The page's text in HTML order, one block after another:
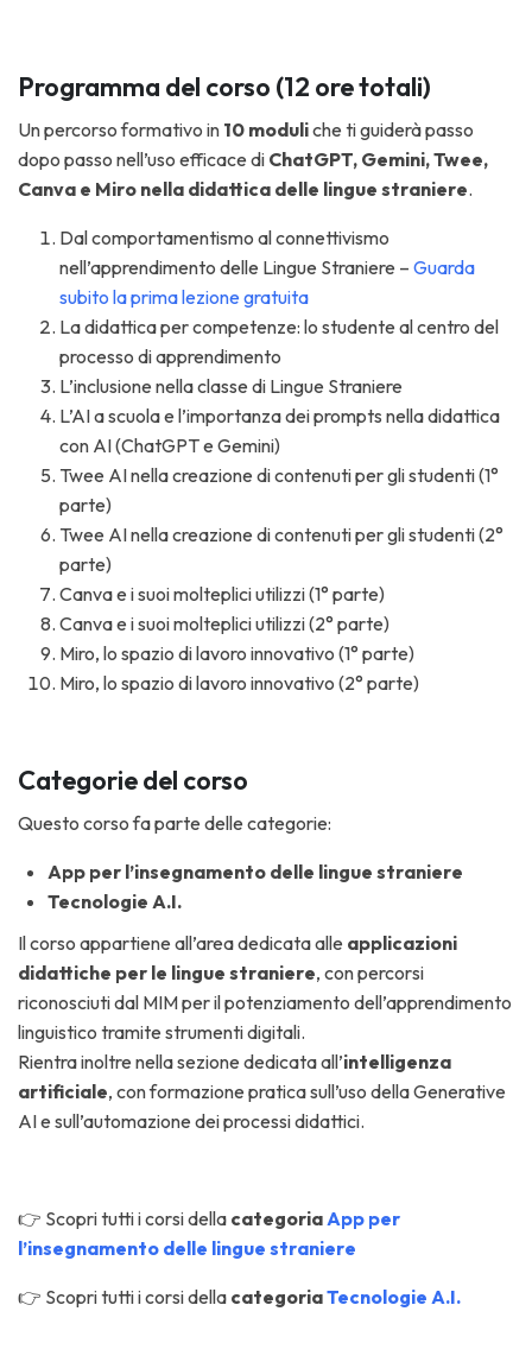
Programma del corso (12 ore totali)
Un percorso formativo in 10 moduliche ti guiderà passo
dopo passo nell’uso efficace di ChatGPT, Gemini, Twee,
Canva e Miro nella didattica delle lingue straniere.
Dal comportamentismo al connettivismo
nell’apprendimento delle Lingue Straniere – Guarda
subito la prima lezione gratuita
La didattica per competenze: lo studente al centro del
processo di apprendimento
L’inclusione nella classe di Lingue Straniere
L’AI a scuola e l’importanza dei prompts nella didattica
con AI (ChatGPT e Gemini)
Twee AI nella creazione di contenuti per gli studenti (1°
parte)
Twee AI nella creazione di contenuti per gli studenti (2°
parte)
Canva e i suoi molteplici utilizzi (1° parte)
Canva e i suoi molteplici utilizzi (2° parte)
Miro, lo spazio di lavoro innovativo (1° parte)
Miro, lo spazio di lavoro innovativo (2° parte)
Categorie del corso
Questo corso fa parte delle categorie:
App per l’insegnamento delle lingue straniere
Tecnologie A.I.
Il corso appartiene all’area dedicata alle applicazioni
didattiche per le lingue straniere, con percorsi
riconosciuti dal MIM per il potenziamento dell’apprendimento
linguistico tramite strumenti digitali.
Rientra inoltre nella sezione dedicata all’intelligenza
artificiale, con formazione pratica sull’uso della Generative
AI e sull’automazione dei processi didattici.
👉 Scopri tutti i corsi della categoria App per
l’insegnamento delle lingue straniere
👉 Scopri tutti i corsi della categoriaTecnologie A.I.